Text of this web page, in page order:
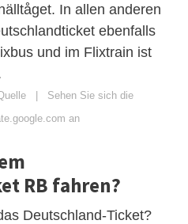
In allen anderen
ebenfalls
und im Flixtrain ist
| Sehen Sie sich die
an
RB fahren?
Deutschland-Ticket?